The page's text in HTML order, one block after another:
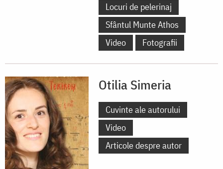
Locuri de pelerinaj
Sfântul Munte Athos
Video
Fotografii
Otilia Simeria
Cuvinte ale autorului
Video
Articole despre autor